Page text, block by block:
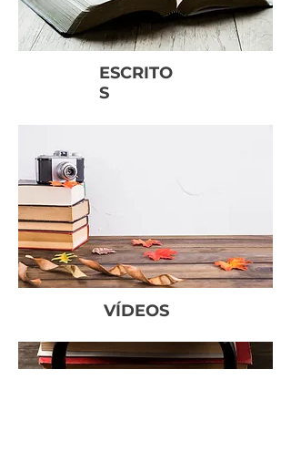
ESCRITO
S
VÍDEOS